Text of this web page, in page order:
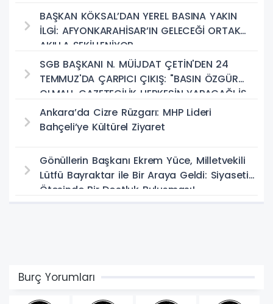
BAŞKAN KÖKSAL’DAN YEREL BASINA YAKIN
İLGİ: AFYONKARAHİSAR’IN GELECEĞİ ORTAK
AKILLA ŞEKİLLENİYOR
SGB BAŞKANI N. MÜİJDAT ÇETİN'DEN 24
TEMMUZ'DA ÇARPICI ÇIKIŞ: "BASIN ÖZGÜR
OLMALI, GAZETECİLİK HERKESİN YAPACAĞI İŞ
DEĞİL!"
Ankara’da Cizre Rüzgarı: MHP Lideri
Bahçeli’ye Kültürel Ziyaret
Gönüllerin Başkanı Ekrem Yüce, Milletvekili
Lütfü Bayraktar ile Bir Araya Geldi: Siyasetin
Ötesinde Bir Dostluk Buluşması!
Burç Yorumları